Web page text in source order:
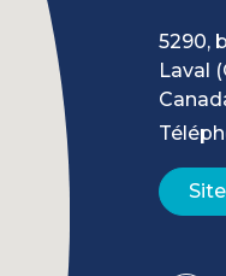
5290,
Laval